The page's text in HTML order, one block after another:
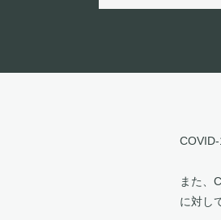
また、
に対し